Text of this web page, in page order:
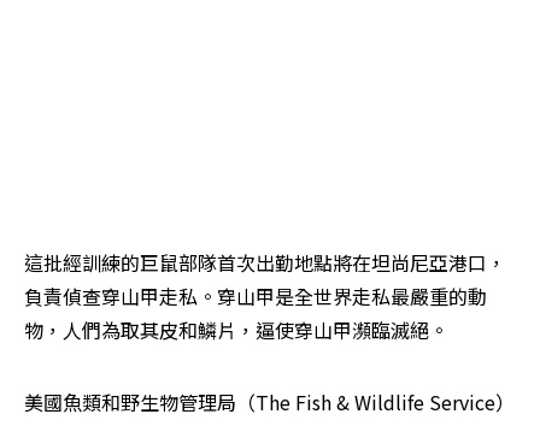
這批經訓練的巨鼠部隊首次出勤地點將在坦尚尼亞港口，
負責偵查穿山甲走私。穿山甲是全世界走私最嚴重的動
物，人們為取其皮和鱗片，逼使穿山甲瀕臨滅絕。
美國魚類和野生物管理局（The Fish & Wildlife Service）